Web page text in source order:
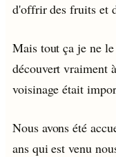
d'offrir des fruits et
Mais tout ça je ne
découvert vraiment
voisinage était
Nous avons été
ans qui est venu